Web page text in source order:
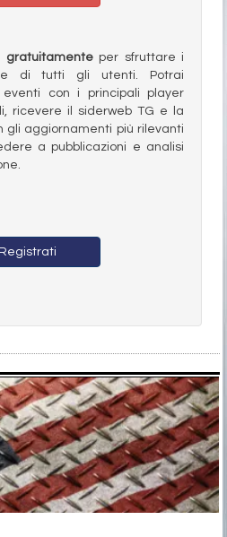
gratuitamenteper sfruttare i
di tutti gli utenti. Potrai
con i principali player
ricevere il siderweb TG e la
gli aggiornamenti più rilevanti
a pubblicazioni e analisi
Registrati